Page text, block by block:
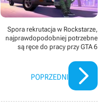
Spora rekrutacja w Rockstarze,
najprawdopodobniej potrzebne
są ręce do pracy przy GTA 6
POPRZEDNI